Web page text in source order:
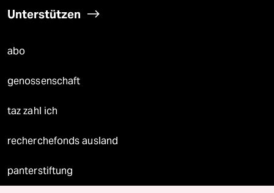
Unterstützen
abo
genossenschaft
taz zahl ich
recherchefonds ausland
panterstiftung